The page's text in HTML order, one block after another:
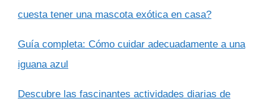
cuesta tener una mascota exótica en casa?
Guía completa: Cómo cuidar adecuadamente a una
iguana azul
Descubre las fascinantes actividades diarias de